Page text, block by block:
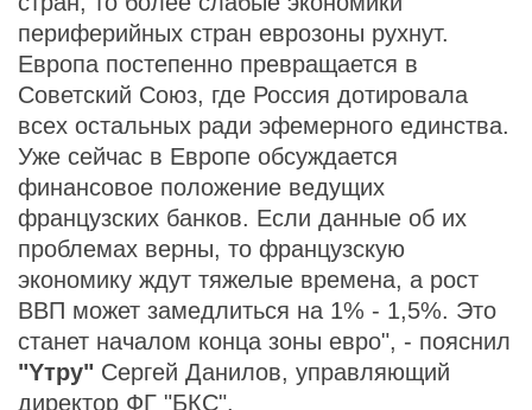
периферийных стран еврозоны рухнут.
Европа постепенно превращается в
Советский Союз, где Россия дотировала
всех остальных ради эфемерного единства.
Уже сейчас в Европе обсуждается
финансовое положение ведущих
французских банков. Если данные об их
проблемах верны, то французскую
экономику ждут тяжелые времена, а рост
ВВП может замедлиться на 1% - 1,5%. Это
станет началом конца зоны евро", - пояснил
"Yтру" Сергей Данилов, управляющий
директор ФГ "БКС".